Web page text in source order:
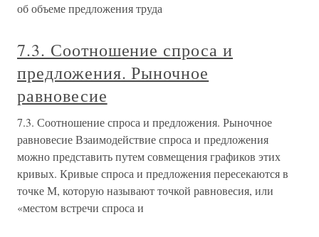
об объеме предложения труда
7.3. Соотношение спроса и
предложения. Рыночное
равновесие
7.3. Соотношение спроса и предложения. Рыночное
равновесие Взаимодействие спроса и предложения
можно представить путем совмещения графиков этих
кривых. Кривые спроса и предложения пересекаются в
точке М, которую называют точкой равновесия, или
«местом встречи спроса и